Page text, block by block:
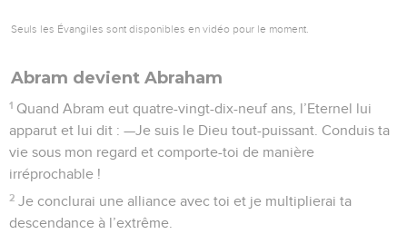
Seuls les Évangiles sont disponibles en vidéo pour le moment.
Abram devient Abraham
1 Quand Abram eut quatre-vingt-dix-neuf ans, l’Eternel lui
apparut et lui dit : —Je suis le Dieu tout-puissant. Conduis ta
vie sous mon regard et comporte-toi de manière
irréprochable !
2 Je conclurai une alliance avec toi et je multiplierai ta
descendance à l’extrême.